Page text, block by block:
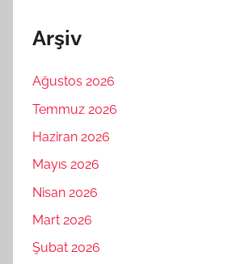
Arşiv
Ağustos 2026
Temmuz 2026
Haziran 2026
Mayıs 2026
Nisan 2026
Mart 2026
Şubat 2026